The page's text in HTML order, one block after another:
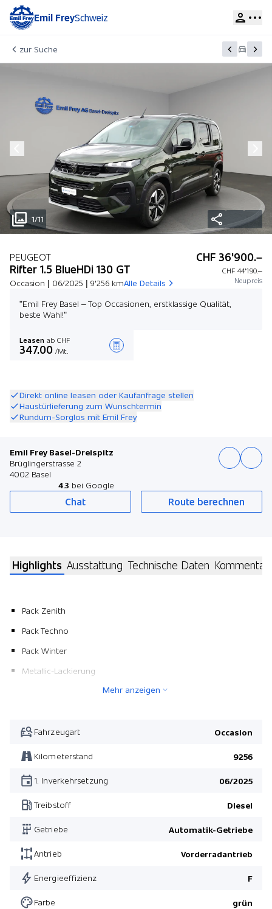
Emil FreySchweiz
zur Suche
1/11
PEUGEOT
Rifter 1.5 BlueHDi 130 GT
Occasion | 06/2025 | 9'256 kmAlle Details
CHF 36'900.–
CHF 44'190.–
Neupreis
"Emil Frey Basel – Top Occasionen, erstklassige Qualität,
beste Wahl!"
Leasen ab CHF
347.00 /Mt.
Direkt online leasen oder Kaufanfrage stellen
Haustürlieferung zum Wunschtermin
Rundum-Sorglos mit Emil Frey
Emil Frey Basel-Dreispitz
Brüglingerstrasse 2
4002 Basel
4.3 bei Google
Chat Route berechnen
Highlights Ausstattung Technische Daten Kommentar
Pack Zenith
Pack Techno
Pack Winter
Metallic-Lackierung
Pack Winter
Pack Connect +
Mehr anzeigen
Fahrzeugart Occasion
Kilometerstand 9256
1. Inverkehrsetzung 06/2025
Treibstoff Diesel
Getriebe Automatik-Getriebe
Antrieb Vorderradantrieb
Energieeffizienz F
Farbe grün